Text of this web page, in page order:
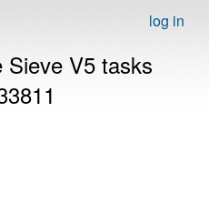
log in
Sieve V5 tasks